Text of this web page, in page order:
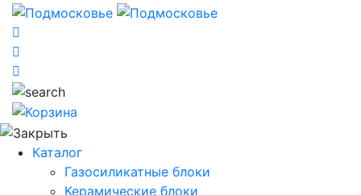
Каталог
Газосиликатные блоки
Керамические блоки